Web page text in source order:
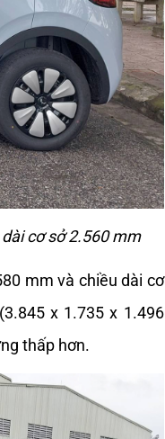
cơ sở 2.560 mm
mm và chiều dài cơ
x 1.735 x 1.496
thấp hơn.